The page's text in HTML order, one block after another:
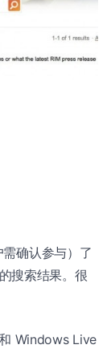
确认参与）了
搜索结果。很
Windows Live